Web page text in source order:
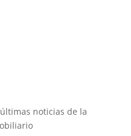
noticias de la